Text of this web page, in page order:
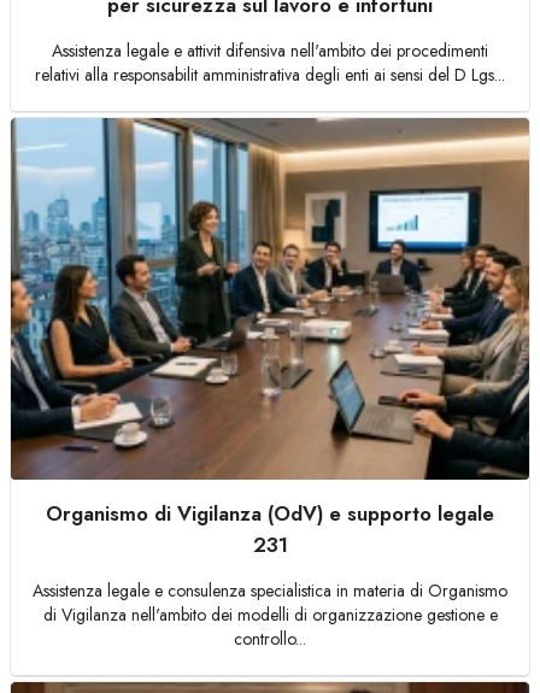
Assistenza legale e attivit difensiva nell'ambito dei procedimenti
relativi alla responsabilit amministrativa degli enti ai sensi del D Lgs...
Organismo di Vigilanza (OdV) e supporto legale
231
Assistenza legale e consulenza specialistica in materia di Organismo
di Vigilanza nell'ambito dei modelli di organizzazione gestione e
controllo...